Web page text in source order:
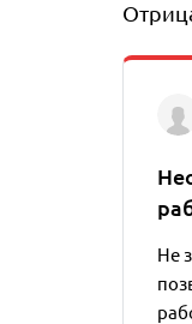
Не